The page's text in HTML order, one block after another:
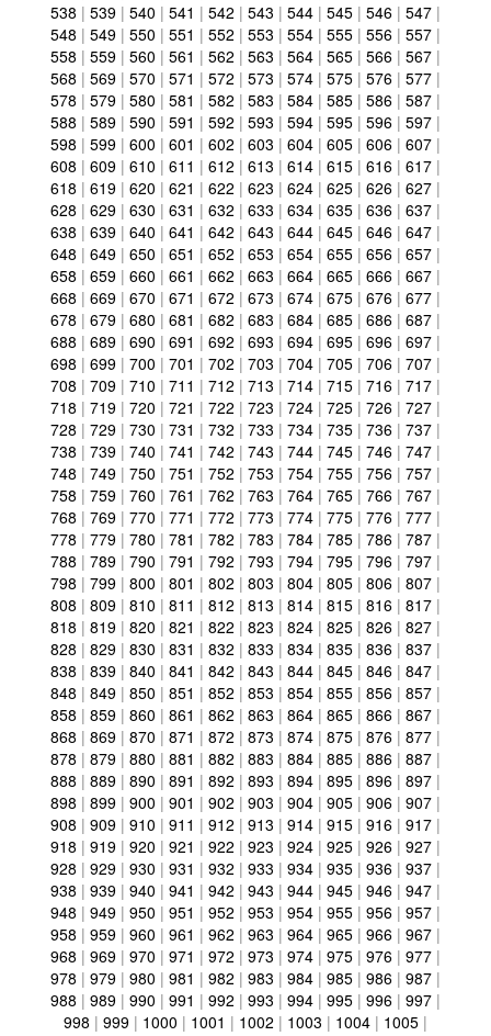
538 | 539 | 540 | 541 | 542 | 543 | 544 | 545 | 546 | 547 |
548 | 549 | 550 | 551 | 552 | 553 | 554 | 555 | 556 | 557 |
558 | 559 | 560 | 561 | 562 | 563 | 564 | 565 | 566 | 567 |
568 | 569 | 570 | 571 | 572 | 573 | 574 | 575 | 576 | 577 |
578 | 579 | 580 | 581 | 582 | 583 | 584 | 585 | 586 | 587 |
588 | 589 | 590 | 591 | 592 | 593 | 594 | 595 | 596 | 597 |
598 | 599 | 600 | 601 | 602 | 603 | 604 | 605 | 606 | 607 |
608 | 609 | 610 | 611 | 612 | 613 | 614 | 615 | 616 | 617 |
618 | 619 | 620 | 621 | 622 | 623 | 624 | 625 | 626 | 627 |
628 | 629 | 630 | 631 | 632 | 633 | 634 | 635 | 636 | 637 |
638 | 639 | 640 | 641 | 642 | 643 | 644 | 645 | 646 | 647 |
648 | 649 | 650 | 651 | 652 | 653 | 654 | 655 | 656 | 657 |
658 | 659 | 660 | 661 | 662 | 663 | 664 | 665 | 666 | 667 |
668 | 669 | 670 | 671 | 672 | 673 | 674 | 675 | 676 | 677 |
678 | 679 | 680 | 681 | 682 | 683 | 684 | 685 | 686 | 687 |
688 | 689 | 690 | 691 | 692 | 693 | 694 | 695 | 696 | 697 |
698 | 699 | 700 | 701 | 702 | 703 | 704 | 705 | 706 | 707 |
708 | 709 | 710 | 711 | 712 | 713 | 714 | 715 | 716 | 717 |
718 | 719 | 720 | 721 | 722 | 723 | 724 | 725 | 726 | 727 |
728 | 729 | 730 | 731 | 732 | 733 | 734 | 735 | 736 | 737 |
738 | 739 | 740 | 741 | 742 | 743 | 744 | 745 | 746 | 747 |
748 | 749 | 750 | 751 | 752 | 753 | 754 | 755 | 756 | 757 |
758 | 759 | 760 | 761 | 762 | 763 | 764 | 765 | 766 | 767 |
768 | 769 | 770 | 771 | 772 | 773 | 774 | 775 | 776 | 777 |
778 | 779 | 780 | 781 | 782 | 783 | 784 | 785 | 786 | 787 |
788 | 789 | 790 | 791 | 792 | 793 | 794 | 795 | 796 | 797 |
798 | 799 | 800 | 801 | 802 | 803 | 804 | 805 | 806 | 807 |
808 | 809 | 810 | 811 | 812 | 813 | 814 | 815 | 816 | 817 |
818 | 819 | 820 | 821 | 822 | 823 | 824 | 825 | 826 | 827 |
828 | 829 | 830 | 831 | 832 | 833 | 834 | 835 | 836 | 837 |
838 | 839 | 840 | 841 | 842 | 843 | 844 | 845 | 846 | 847 |
848 | 849 | 850 | 851 | 852 | 853 | 854 | 855 | 856 | 857 |
858 | 859 | 860 | 861 | 862 | 863 | 864 | 865 | 866 | 867 |
868 | 869 | 870 | 871 | 872 | 873 | 874 | 875 | 876 | 877 |
878 | 879 | 880 | 881 | 882 | 883 | 884 | 885 | 886 | 887 |
888 | 889 | 890 | 891 | 892 | 893 | 894 | 895 | 896 | 897 |
898 | 899 | 900 | 901 | 902 | 903 | 904 | 905 | 906 | 907 |
908 | 909 | 910 | 911 | 912 | 913 | 914 | 915 | 916 | 917 |
918 | 919 | 920 | 921 | 922 | 923 | 924 | 925 | 926 | 927 |
928 | 929 | 930 | 931 | 932 | 933 | 934 | 935 | 936 | 937 |
938 | 939 | 940 | 941 | 942 | 943 | 944 | 945 | 946 | 947 |
948 | 949 | 950 | 951 | 952 | 953 | 954 | 955 | 956 | 957 |
958 | 959 | 960 | 961 | 962 | 963 | 964 | 965 | 966 | 967 |
968 | 969 | 970 | 971 | 972 | 973 | 974 | 975 | 976 | 977 |
978 | 979 | 980 | 981 | 982 | 983 | 984 | 985 | 986 | 987 |
988 | 989 | 990 | 991 | 992 | 993 | 994 | 995 | 996 | 997 |
998 | 999 | 1000 | 1001 | 1002 | 1003 | 1004 | 1005 |